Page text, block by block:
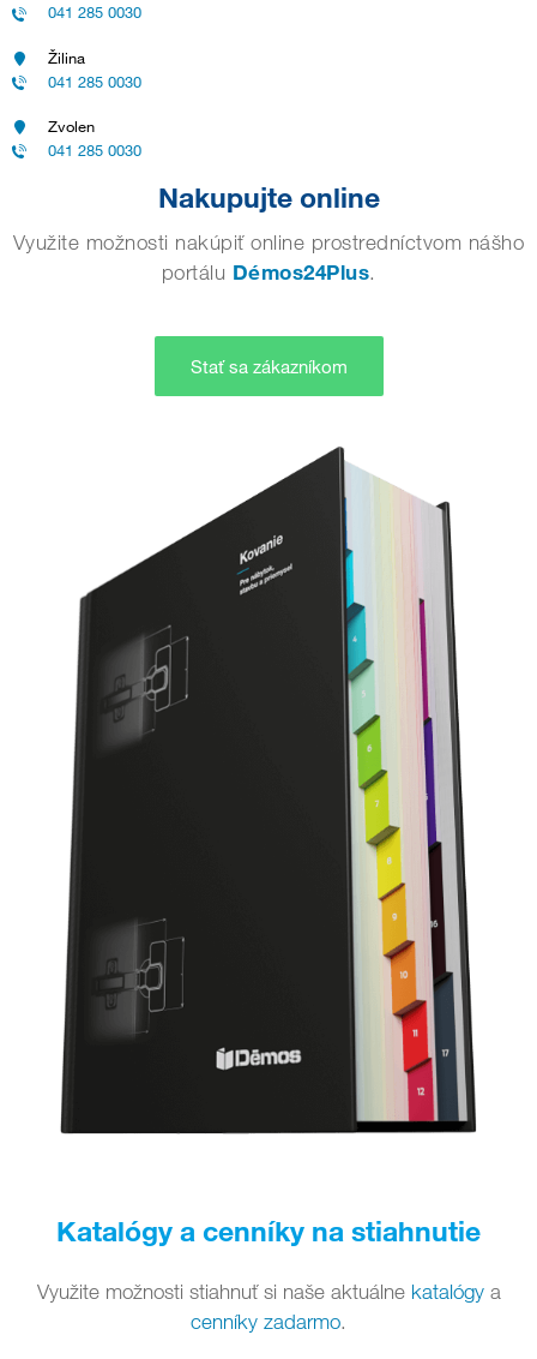
041 285 0030
Žilina
041 285 0030
Zvolen
041 285 0030
Nakupujte online
Využite možnosti nakúpiť online prostredníctvom nášho
portálu Démos24Plus.
Stať sa zákazníkom
Katalógy a cenníky na stiahnutie
Využite možnosti stiahnuť si naše aktuálne katalógya
cenníky zadarmo.